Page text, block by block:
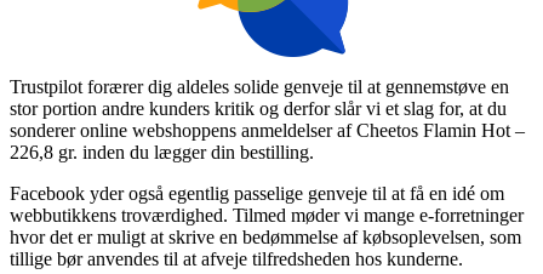
Trustpilot forærer dig aldeles solide genveje til at gennemstøve en
stor portion andre kunders kritik og derfor slår vi et slag for, at du
sonderer online webshoppens anmeldelser af Cheetos Flamin Hot –
226,8 gr. inden du lægger din bestilling.
Facebook yder også egentlig passelige genveje til at få en idé om
webbutikkens troværdighed. Tilmed møder vi mange e-forretninger
hvor det er muligt at skrive en bedømmelse af købsoplevelsen, som
tillige bør anvendes til at afveje tilfredsheden hos kunderne.